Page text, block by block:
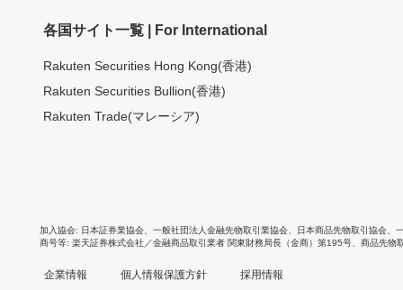
各国サイト一覧 | For International
Rakuten Securities Hong Kong(香港)
Rakuten Securities Bullion(香港)
Rakuten Trade(マレーシア)
加入協会 日本証券業協会 一般社団法人金融先物取引業協会 日本商品先物取引協会
商号等 楽天証券株式会社／金融商品取引業者 関東財務局長（金商）第195号、商品先物
企業情報 個人情報保護方針 採用情報